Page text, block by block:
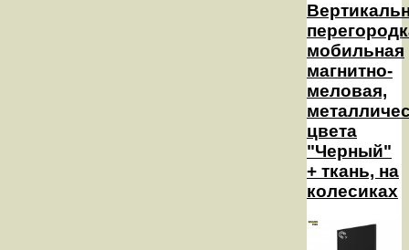
мобильная
магнитно-
меловая,
цвета
"Черный"
+ ткань, на
колесиках